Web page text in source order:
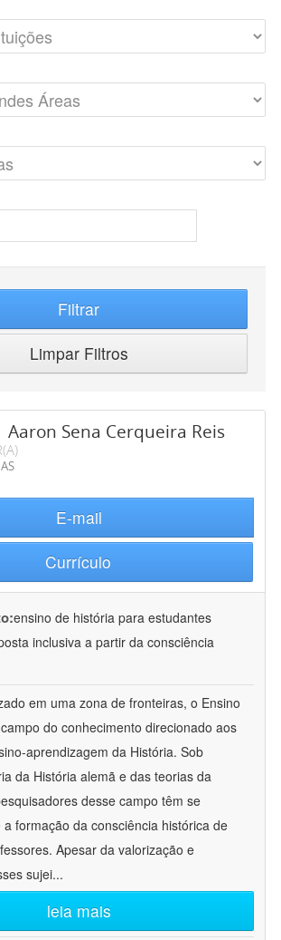
Filtrar
Limpar Filtros
Aaron Sena Cerqueira Reis
E-mail
Currículo
ensino de história para estudantes
inclusiva a partir da consciência
em uma zona de fronteiras, o Ensino
do conhecimento direcionado aos
aprendizagem da História. Sob
da História alemã e das teorias da
desse campo têm se
formação da consciência histórica de
Apesar da valorização e
sujei...
leia mais